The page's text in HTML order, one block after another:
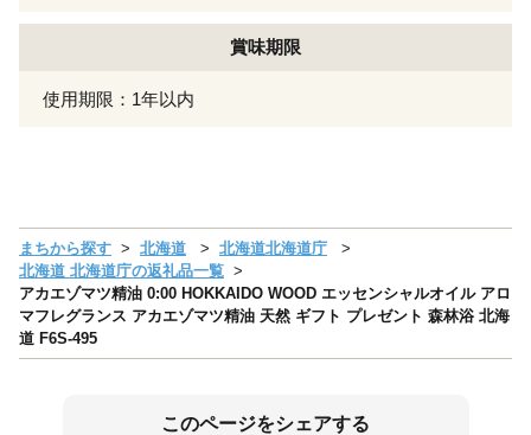
賞味期限
使用期限：1年以内
まちから探す 北海道
北海道北海道庁
北海道 北海道庁の返礼品一覧
アカエゾマツ精油 0:00 HOKKAIDO WOOD エッセンシャルオイル アロ
マフレグランス アカエゾマツ精油 天然 ギフト プレゼント 森林浴 北海
道 F6S-495
このページをシェアする